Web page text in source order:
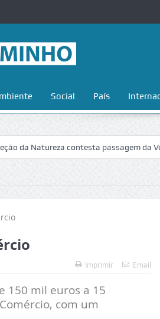
Social País
contesta passagem da Volta a
Imprimir Email
150 mil euros a 15
com um